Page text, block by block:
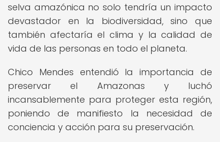
selva amazónica no solo tendría un impacto
devastador en la biodiversidad, sino que
también afectaría el clima y la calidad de
vida de las personas en todo el planeta.
Chico Mendes entendió la importancia de
preservar el Amazonas y luchó
incansablemente para proteger esta región,
poniendo de manifiesto la necesidad de
conciencia y acción para su preservación.